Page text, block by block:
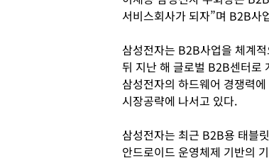
서비스회사가 되자”며 B2B사
삼성전자는 B2B사업을 체계
뒤 지난 해 글로벌 B2B센터로
삼성전자의 하드웨어 경쟁력
시장공략에 나서고 있다.
삼성전자는 최근 B2B용 태블
안드로이드 운영체제 기반의